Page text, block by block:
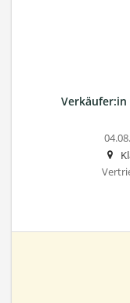
Verkäufer:in